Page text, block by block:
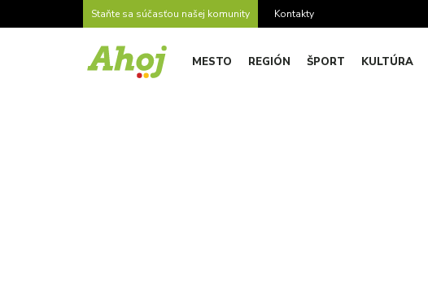
Staňte sa súčasťou našej komunity Kontakty
MESTO REGIÓN ŠPORT KULTÚRA